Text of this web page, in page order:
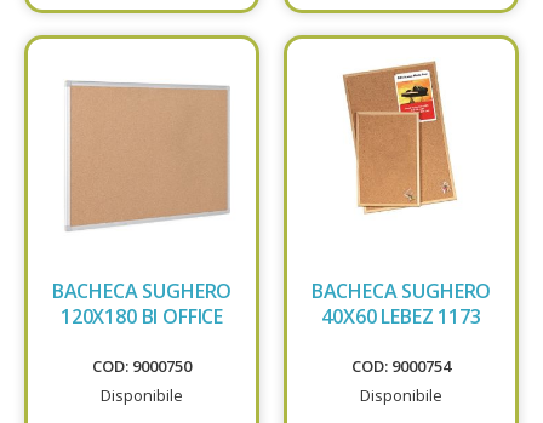
BACHECA SUGHERO
120X180 BI OFFICE
COD: 9000750
Disponibile
BACHECA SUGHERO
40X60 LEBEZ 1173
COD: 9000754
Disponibile